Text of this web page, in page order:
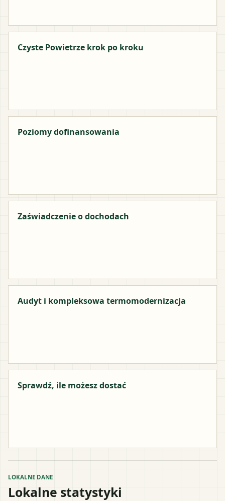
Czyste Powietrze krok po kroku
Poziomy dofinansowania
Zaświadczenie o dochodach
Audyt i kompleksowa termomodernizacja
Sprawdź, ile możesz dostać
LOKALNE DANE
Lokalne statystyki